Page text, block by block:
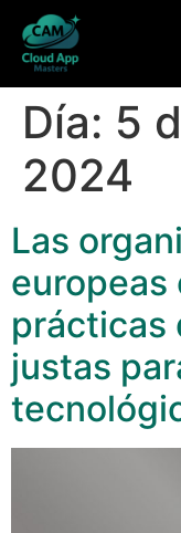
Día: 5
2024
Las
europeas
prácticas
justas